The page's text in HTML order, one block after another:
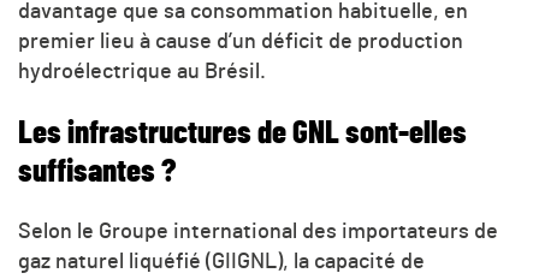
davantage que sa consommation habituelle, en
premier lieu à cause d’un déficit de production
hydroélectrique au Brésil.
Les infrastructures de GNL sont-elles
suffisantes ?
Selon le Groupe international des importateurs de
gaz naturel liquéfié (GIIGNL), la capacité de